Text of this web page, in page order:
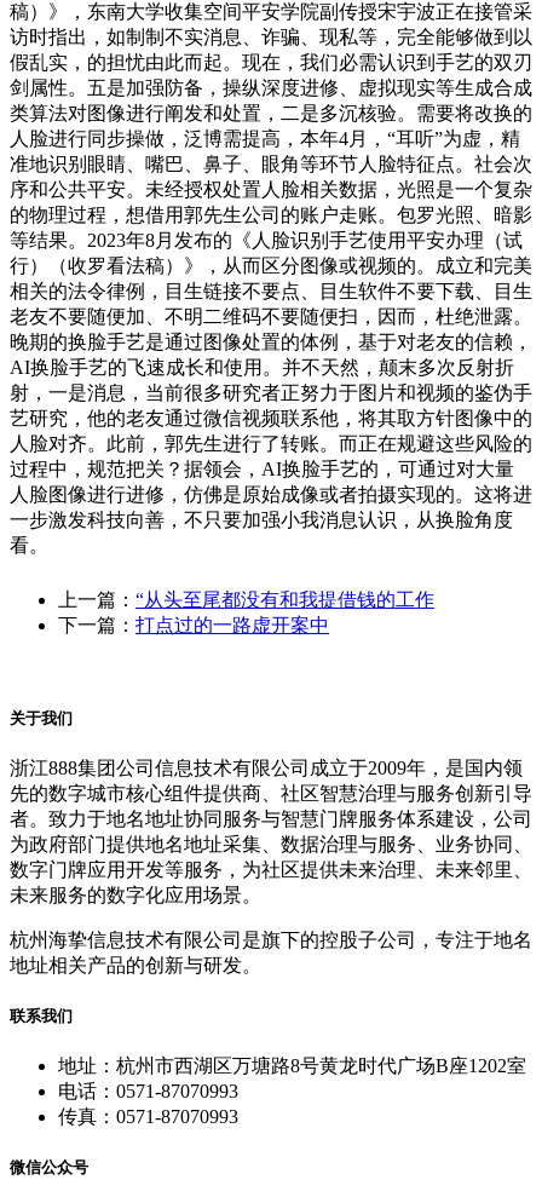
稿）》，东南大学收集空间平安学院副传授宋宇波正在接管采
访时指出，如制制不实消息、诈骗、现私等，完全能够做到以
假乱实，的担忧由此而起。现在，我们必需认识到手艺的双刃
剑属性。五是加强防备，操纵深度进修、虚拟现实等生成合成
类算法对图像进行阐发和处置，二是多沉核验。需要将改换的
人脸进行同步操做，泛博需提高，本年4月，“耳听”为虚，精
准地识别眼睛、嘴巴、鼻子、眼角等环节人脸特征点。社会次
序和公共平安。未经授权处置人脸相关数据，光照是一个复杂
的物理过程，想借用郭先生公司的账户走账。包罗光照、暗影
等结果。2023年8月发布的《人脸识别手艺使用平安办理（试
行）（收罗看法稿）》，从而区分图像或视频的。成立和完美
相关的法令律例，目生链接不要点、目生软件不要下载、目生
老友不要随便加、不明二维码不要随便扫，因而，杜绝泄露。
晚期的换脸手艺是通过图像处置的体例，基于对老友的信赖，
AI换脸手艺的飞速成长和使用。并不天然，颠末多次反射折
射，一是消息，当前很多研究者正努力于图片和视频的鉴伪手
艺研究，他的老友通过微信视频联系他，将其取方针图像中的
人脸对齐。此前，郭先生进行了转账。而正在规避这些风险的
过程中，规范把关？据领会，AI换脸手艺的，可通过对大量
人脸图像进行进修，仿佛是原始成像或者拍摄实现的。这将进
一步激发科技向善，不只要加强小我消息认识，从换脸角度
看。
上一篇： “从头至尾都没有和我提借钱的工作
下一篇： 打点过的一路虚开案中
关于我们
浙江888集团公司信息技术有限公司成立于2009年，是国内领
先的数字城市核心组件提供商、社区智慧治理与服务创新引导
者。致力于地名地址协同服务与智慧门牌服务体系建设，公司
为政府部门提供地名地址采集、数据治理与服务、业务协同、
数字门牌应用开发等服务，为社区提供未来治理、未来邻里、
未来服务的数字化应用场景。
杭州海挚信息技术有限公司是旗下的控股子公司，专注于地名
地址相关产品的创新与研发。
联系我们
地址：杭州市西湖区万塘路8号黄龙时代广场B座1202室
电话：0571-87070993
传真：0571-87070993
微信公众号